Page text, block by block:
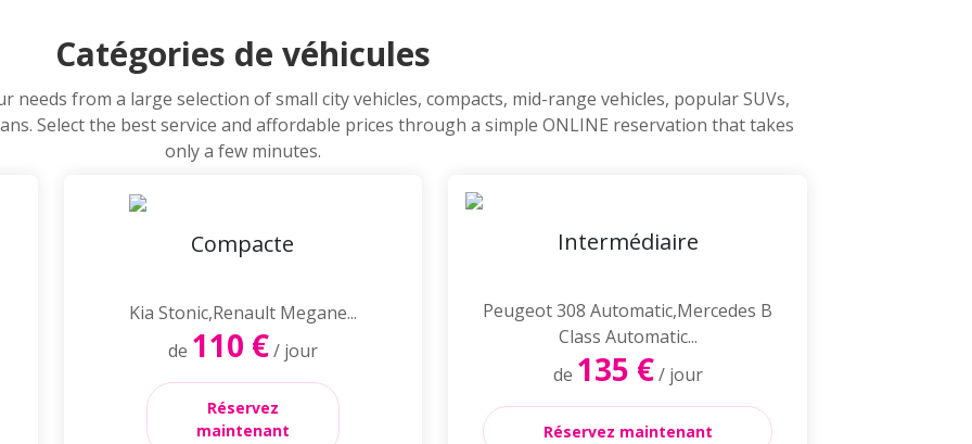
Catégories de véhicules
needs from a large selection of small city vehicles, compacts, mid-range vehicles, popular SUVs,
Select the best service and affordable prices through a simple ONLINE reservation that takes
only a few minutes.
Compacte
Kia Stonic,Renault Megane...
de 110 €/ jour
Réservez
maintenant
Intermédiaire
Peugeot 308 Automatic,Mercedes B
Class Automatic...
de 135 €/ jour
Réservez maintenant